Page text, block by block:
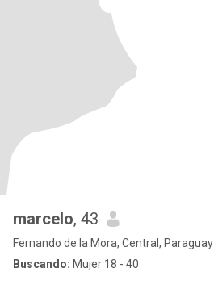
marcelo, 43
Fernando de la Mora, Central, Paraguay
Buscando: Mujer 18 - 40